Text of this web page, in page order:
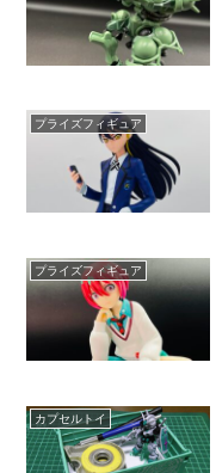
プライズフィギュア
プライズフィギュア
カプセルトイ